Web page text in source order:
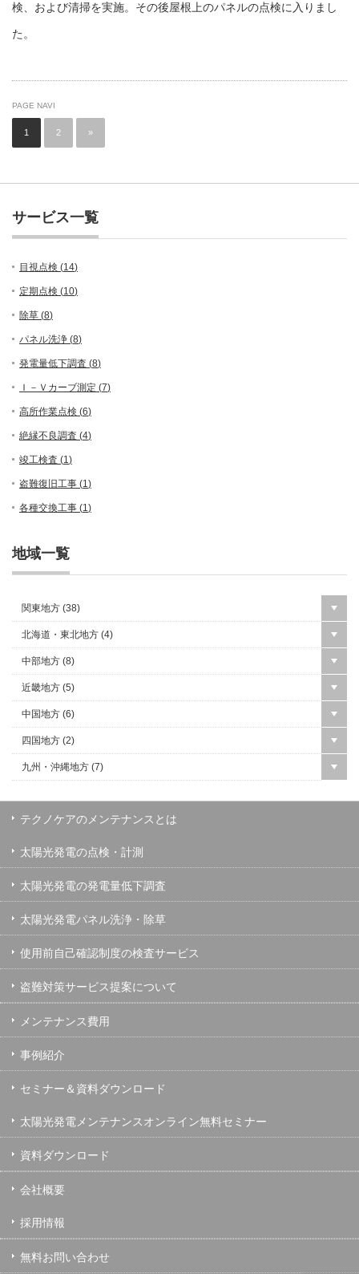
検、および清掃を実施。その後屋根上のパネルの点検に入りまし
た。
PAGE NAVI
1 2 »
サービス一覧
目視点検 (14)
定期点検 (10)
除草 (8)
パネル洗浄 (8)
発電量低下調査 (8)
Ｉ－Ｖカーブ測定 (7)
高所作業点検 (6)
絶縁不良調査 (4)
竣工検査 (1)
盗難復旧工事 (1)
各種交換工事 (1)
地域一覧
関東地方 (38)
北海道・東北地方 (4)
中部地方 (8)
近畿地方 (5)
中国地方 (6)
四国地方 (2)
九州・沖縄地方 (7)
テクノケアのメンテナンスとは
太陽光発電の点検・計測
太陽光発電の発電量低下調査
太陽光発電パネル洗浄・除草
使用前自己確認制度の検査サービス
盗難対策サービス提案について
メンテナンス費用
事例紹介
セミナー＆資料ダウンロード
太陽光発電メンテナンスオンライン無料セミナー
資料ダウンロード
会社概要
採用情報
無料お問い合わせ